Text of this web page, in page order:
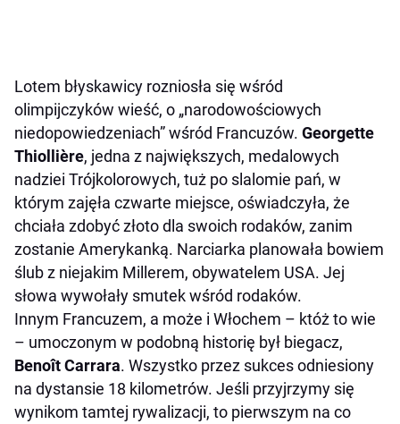
Lotem błyskawicy rozniosła się wśród
olimpijczyków wieść, o „narodowościowych
niedopowiedzeniach” wśród Francuzów. Georgette
Thiollière, jedna z największych, medalowych
nadziei Trójkolorowych, tuż po slalomie pań, w
którym zajęła czwarte miejsce, oświadczyła, że
chciała zdobyć złoto dla swoich rodaków, zanim
zostanie Amerykanką. Narciarka planowała bowiem
ślub z niejakim Millerem, obywatelem USA. Jej
słowa wywołały smutek wśród rodaków.
Innym Francuzem, a może i Włochem – któż to wie
– umoczonym w podobną historię był biegacz,
Benoît Carrara. Wszystko przez sukces odniesiony
na dystansie 18 kilometrów. Jeśli przyjrzymy się
wynikom tamtej rywalizacji, to pierwszym na co